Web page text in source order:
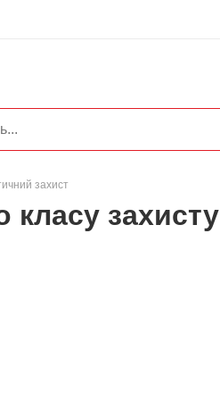
захист
класу захисту